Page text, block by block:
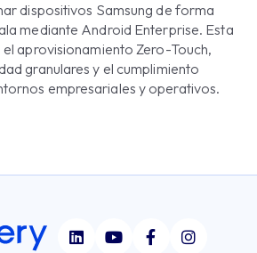
dispositivos Samsung de forma
mediante Android Enterprise. Esta
aprovisionamiento Zero-Touch,
granulares y el cumplimiento
empresariales y operativos.